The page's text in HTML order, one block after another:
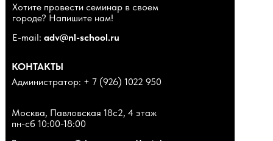
E-mail: adv@nl-school.ru
Хотите провести семинар в своем
городе? Напишите нам!
КОНТАКТЫ
Москва, Павловская 18с2, 4 этаж
пн-сб 10:00-18:00
Администратор: + 7 (926) 1022 950